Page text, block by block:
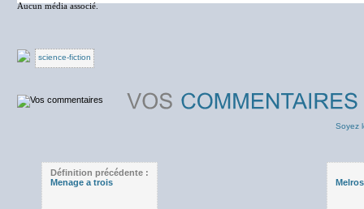
Aucun média associé.
science-fiction
Soyez
Définition précédente :
Menage a trois